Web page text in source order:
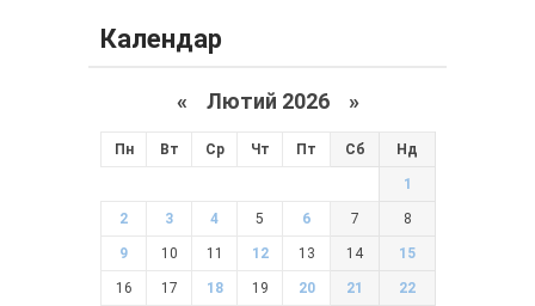
Календар
« Лютий 2026 »
Пн Вт Ср Чт Пт Сб Нд
1
2 3 4 5 6 7 8
9 10 11 12 13 14 15
16 17 18 19 20 21 22